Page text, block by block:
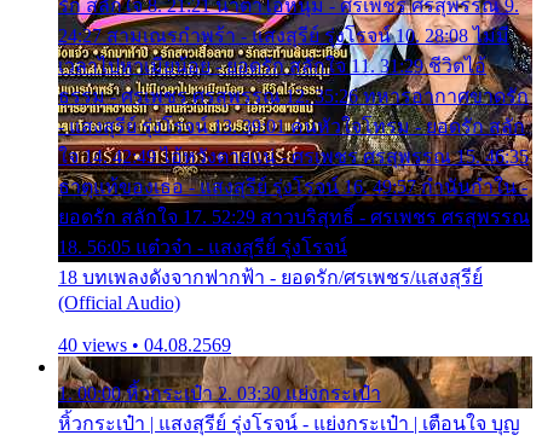
รัก สลักใจ 8. 21:21 น้ำตาไอ้หนุ่ม - ศรเพชร ศรสุพรรณ 9.
24:27 สามเณรกำพร้า - แสงสุรีย์ รุ่งโรจน์ 10. 28:08 ไม่มี
เวลาไปหาเมียน้อย - ยอดรัก สลักใจ 11. 31:29 ชีวิตไอ้
ธรรม - ศรเพชร ศรสุพรรณ 12. 35:26 ทหารอากาศขาดรัก
- แสงสุรีย์ รุ่งโรจน์ 13. 39:01 คนหัวใจโทรม - ยอดรัก สลัก
ใจ 14. 42:49 ไอ้หวังตายแน่ - ศรเพชร ศรสุพรรณ 15. 46:35
ธาตุแท้ของเธอ - แสงสุรีย์ รุ่งโรจน์ 16. 49:57 กำนันกำใน -
ยอดรัก สลักใจ 17. 52:29 สาวบริสุทธิ์ - ศรเพชร ศรสุพรรณ
18. 56:05 แต๋วจ๋า - แสงสุรีย์ รุ่งโรจน์
18 บทเพลงดังจากฟากฟ้า - ยอดรัก/ศรเพชร/แสงสุรีย์
(Official Audio)
40 views • 04.08.2569
1. 00:00 หิ้วกระเป๋า 2. 03:30 แย่งกระเป๋า
หิ้วกระเป๋า | แสงสุรีย์ รุ่งโรจน์ - แย่งกระเป๋า | เตือนใจ บุญ